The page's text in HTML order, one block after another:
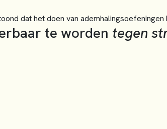
dat het doen van
te worden tegen